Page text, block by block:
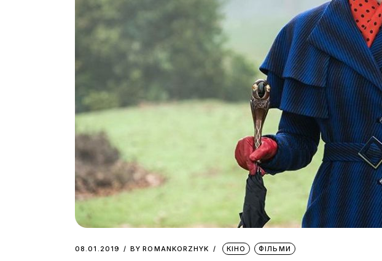
08.01.2019 BY ROMANKORZHYK КІНО ФІЛЬМИ